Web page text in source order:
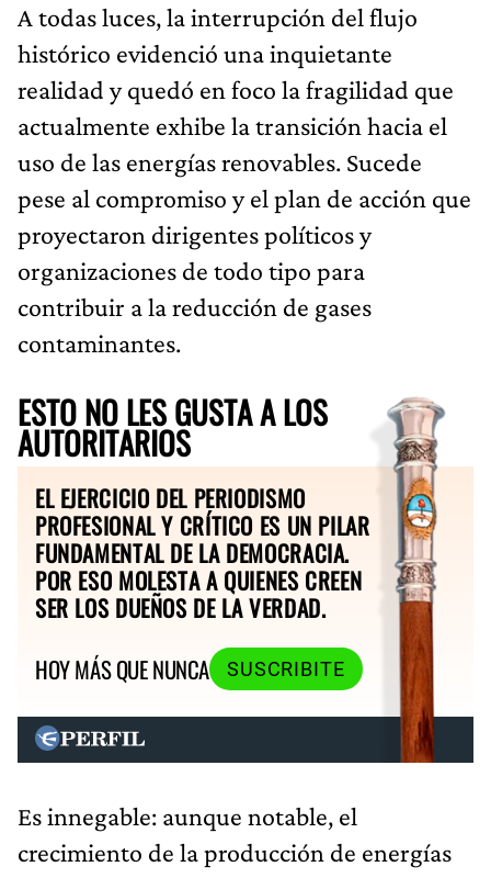
A todas luces, la interrupción del flujo
histórico evidenció una inquietante
realidad y quedó en foco la fragilidad que
actualmente exhibe la transición hacia el
uso de las energías renovables. Sucede
pese al compromiso y el plan de acción que
proyectaron dirigentes políticos y
organizaciones de todo tipo para
contribuir a la reducción de gases
contaminantes.
ESTO NO LES GUSTA A LOS
AUTORITARIOS
EL EJERCICIO DEL PERIODISMO
PROFESIONAL Y CRÍTICO ES UN PILAR
FUNDAMENTAL DE LA DEMOCRACIA.
POR ESO MOLESTA A QUIENES CREEN
SER LOS DUEÑOS DE LA VERDAD.
HOY MÁS QUE NUNCA
SUSCRIBITE
Es innegable: aunque notable, el
crecimiento de la producción de energías